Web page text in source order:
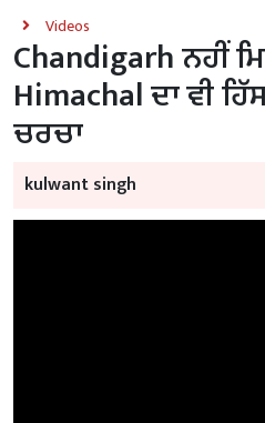
Videos
Chandigarh ਨਹੀਂ
Himachal ਦਾ ਵੀ
ਚਰਚਾ
kulwant singh